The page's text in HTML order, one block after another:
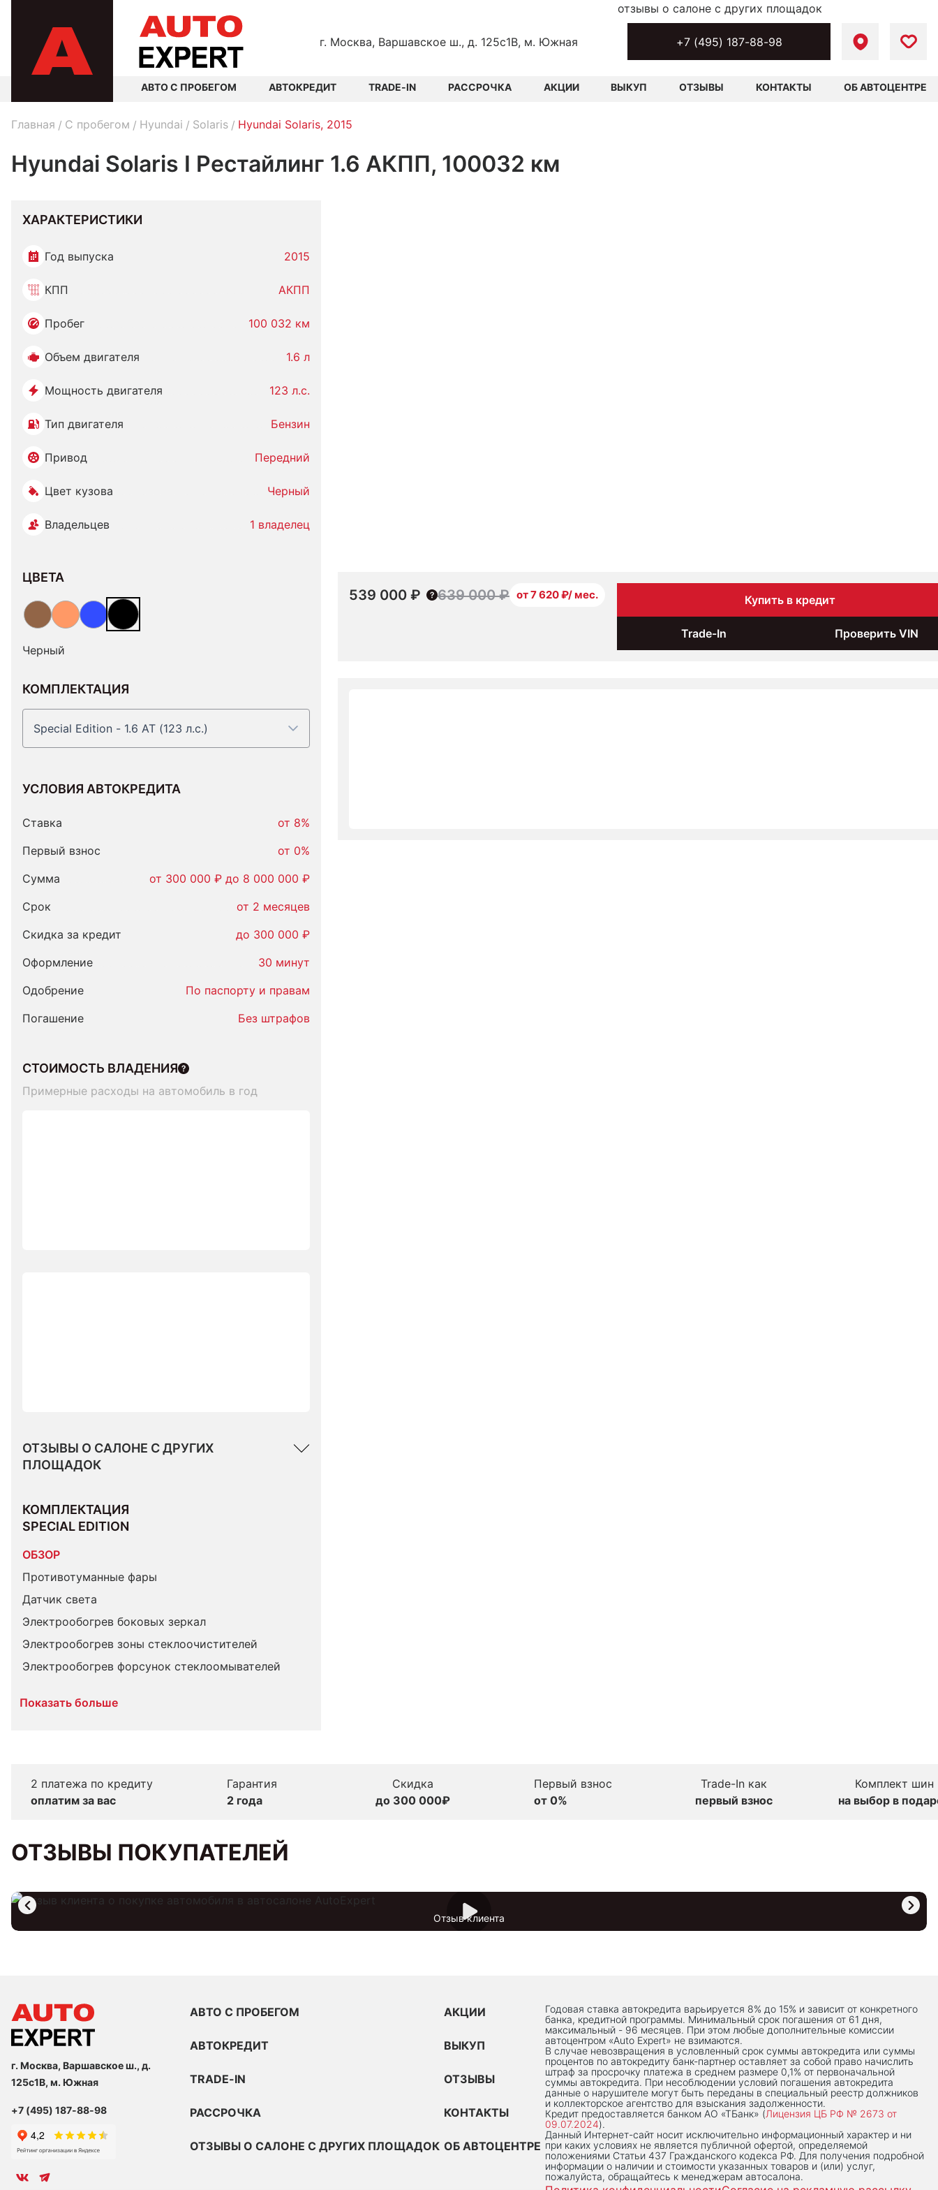
г. Москва, Варшавское ш., д. 125с1В, м. Южная +7 (495) 187-88-98
АВТО С ПРОБЕГОМ АВТОКРЕДИТ TRADE-IN РАССРОЧКА АКЦИИ ВЫКУП ОТЗЫВЫ КОНТАКТЫ ОБ АВТОЦЕНТРЕ
отзывы о салоне с других площадок
Главная C пробегом Hyundai Solaris Hyundai Solaris, 2015
Hyundai Solaris I Рестайлинг 1.6 АКПП, 100032 км
ХАРАКТЕРИСТИКИ
Год выпуска 2015
КПП АКПП
Пробег 100 032 км
Объем двигателя 1.6 л
Мощность двигателя 123 л.с.
Тип двигателя Бензин
Привод Передний
Цвет кузова Черный
Владельцев 1 владелец
ЦВЕТА
Черный
КОМПЛЕКТАЦИЯ
Special Edition - 1.6 AT (123 л.с.)
УСЛОВИЯ АВТОКРЕДИТА
Ставка
от 8%
Первый взнос
от 0%
Сумма
от 300 000 ₽ до 8 000 000 ₽
Срок
от 2 месяцев
Скидка за кредит
до 300 000 ₽
Оформление
30 минут
Одобрение
По паспорту и правам
Погашение
Без штрафов
СТОИМОСТЬ ВЛАДЕНИЯ
Примерные расходы на автомобиль в год
ОТЗЫВЫ О САЛОНЕ С ДРУГИХ
ПЛОЩАДОК
КОМПЛЕКТАЦИЯ
SPECIAL EDITION
ОБЗОР
Противотуманные фары
Датчик света
Электрообогрев боковых зеркал
Электрообогрев зоны стеклоочистителей
Электрообогрев форсунок стеклоомывателей
Показать больше
539 000 ₽ 639 000 ₽ от 7 620 ₽/ мес. Купить в кредит
Trade-In Проверить VIN
2 платежа по кредиту
оплатим за вас
Гарантия
2 года
Скидка
до 300 000₽
Первый взнос
от 0%
Trade-In как
первый взнос
Комплект шин
на выбор в
ОТЗЫВЫ ПОКУПАТЕЛЕЙ
Отзыв клиента
г. Москва, Варшавское ш., д.
125с1В, м. Южная
+7 (495) 187-88-98
АВТО С ПРОБЕГОМ
АВТОКРЕДИТ
TRADE-IN
РАССРОЧКА
ОТЗЫВЫ О САЛОНЕ С ДРУГИХ ПЛОЩАДОК
АКЦИИ
ВЫКУП
ОТЗЫВЫ
КОНТАКТЫ
ОБ АВТОЦЕНТРЕ
Годовая ставка автокредита варьируется 8% до 15% и зависит от конкретного
банка, кредитной программы. Минимальный срок погашения от 61 дня,
максимальный - 96 месяцев. При этом любые дополнительные комиссии
автоцентром «Auto Expert» не взимаются.
В случае невозвращения в условленный срок суммы автокредита или суммы
процентов по автокредиту банк-партнер оставляет за собой право начислить
штраф за просрочку платежа в среднем размере 0,1% от первоначальной
суммы автокредита. При несоблюдении условий погашения автокредита
данные о нарушителе могут быть переданы в специальный реестр должников
и коллекторское агентство для взыскания задолженности.
Кредит предоставляется банком АО «ТБанк» (Лицензия ЦБ РФ № 2673 от
09.07.2024).
Данный Интернет-сaйт носит исключительно информационный характер и ни
при каких условиях не является публичной офертой, определяемой
положениями Статьи 437 Гражданского кодекса РФ. Для получения подробной
информации о наличии и стоимости указанных товаров и (или) услуг,
пожалуйста, обращайтесь к менеджерам автосалона.